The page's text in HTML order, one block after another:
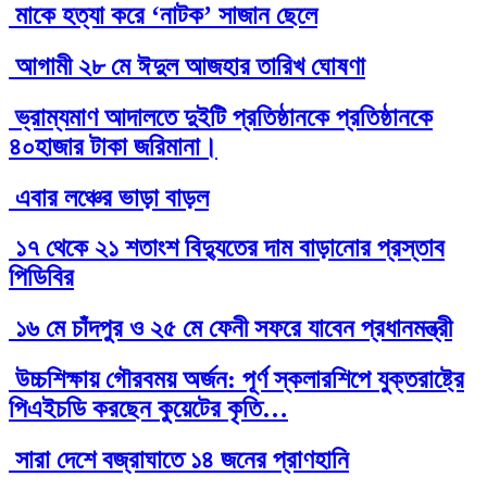
মাকে হত্যা করে ‘নাটক’ সাজান ছেলে
আগামী ২৮ মে ঈদুল আজহার তারিখ ঘোষণা
ভ্রাম্যমাণ আদালতে দুইটি প্রতিষ্ঠানকে প্রতিষ্ঠানকে
৪০হাজার টাকা জরিমানা।
এবার লঞ্চের ভাড়া বাড়ল
১৭ থেকে ২১ শতাংশ বিদ্যুতের দাম বাড়ানোর প্রস্তাব
পিডিবির
১৬ মে চাঁদপুর ও ২৫ মে ফেনী সফরে যাবেন প্রধানমন্ত্রী
উচ্চশিক্ষায় গৌরবময় অর্জন: পূর্ণ স্কলারশিপে যুক্তরাষ্ট্রে
পিএইচডি করছেন কুয়েটের কৃতি…
সারা দেশে বজ্রাঘাতে ১৪ জনের প্রাণহানি